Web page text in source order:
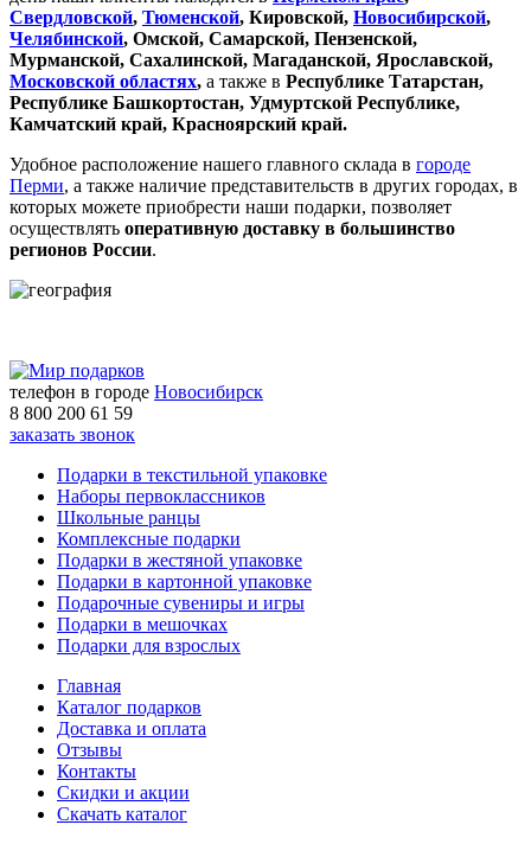
Свердловской, Тюменской, Кировской, Новосибирской,
Челябинской, Омской, Самарской, Пензенской,
Мурманской, Сахалинской, Магаданской, Ярославской,
Московской областях, а также в Республике Татарстан,
Республике Башкортостан, Удмуртской Республике,
Камчатский край, Красноярский край.
Удобное расположение нашего главного склада в городе
Перми, а также наличие представительств в других городах, в
которых можете приобрести наши подарки, позволяет
осуществлять оперативную доставку в большинство
регионов России.
телефон в городе Новосибирск
8 800 200 61 59
заказать звонок
Подарки в текстильной упаковке
Наборы первоклассников
Школьные ранцы
Комплексные подарки
Подарки в жестяной упаковке
Подарки в картонной упаковке
Подарочные сувениры и игры
Подарки в мешочках
Подарки для взрослых
Главная
Каталог подарков
Доставка и оплата
Отзывы
Контакты
Скидки и акции
Скачать каталог